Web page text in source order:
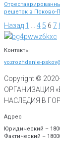
решеток в Псково-
Назад 1 4 5 6 7
Контакты
vozrozhdenie-
Copyright ©
ОРГАНИЗАЦИЯ
НАСЛЕДИЯ В
Адрес
Юридический –
Фактический –